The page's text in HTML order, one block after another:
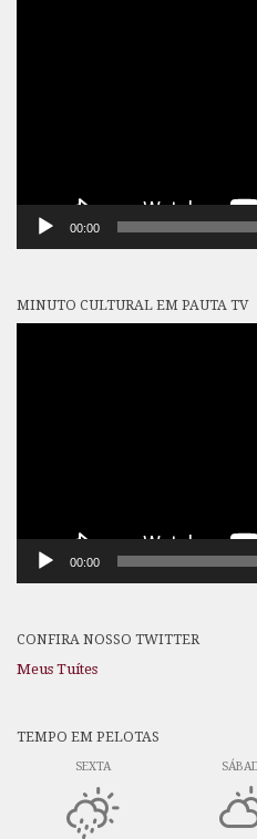
00:00
MINUTO CULTURAL EM PAUTA TV
00:00
CONFIRA NOSSO TWITTER
Meus Tuítes
TEMPO EM PELOTAS
SEXTA